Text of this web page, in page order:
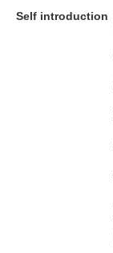
Self introduction